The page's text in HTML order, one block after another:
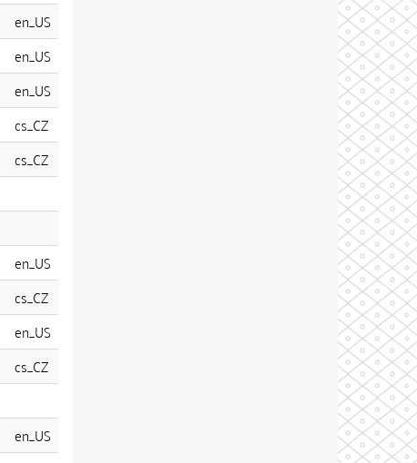
en_US
en_US
en_US
cs_CZ
cs_CZ
en_US
cs_CZ
en_US
cs_CZ
en_US